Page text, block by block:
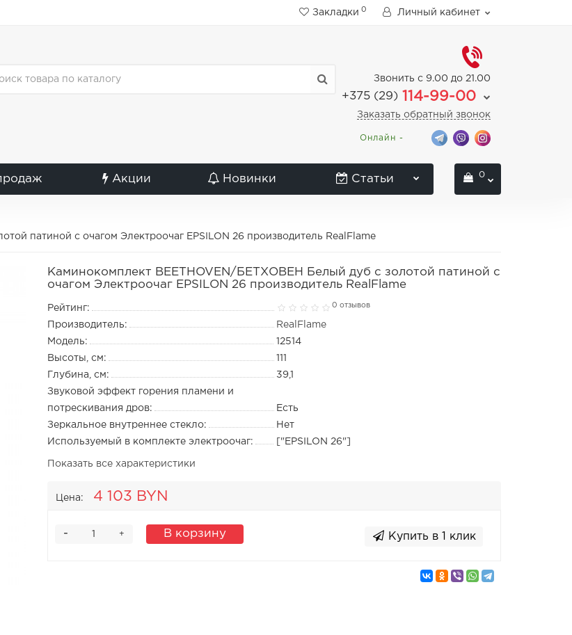
Закладки 0 Личный кабинет
Звонить с 9.00 до 21.00
+375 (29) 114-99-00
Заказать обратный звонок
Онлайн -
Акции Новинки Статьи 0
патиной с очагом Электроочаг EPSILON 26 производитель RealFlame
Каминокомплект BEETHOVEN/БЕТХОВЕН Белый дуб с золотой патиной с
очагом Электроочаг EPSILON 26 производитель RealFlame
Рейтинг: 0 отзывов
Производитель:
RealFlame
Модель:
12514
Высоты, см:
111
Глубина, см:
39,1
Звуковой эффект горения пламени и
потрескивания дров:
Есть
Зеркальное внутреннее стекло:
Нет
Используемый в комплекте электроочаг:
["EPSILON 26"]
Показать все характеристики
Цена: 4 103 BYN
+
- В корзину Купить в 1 клик